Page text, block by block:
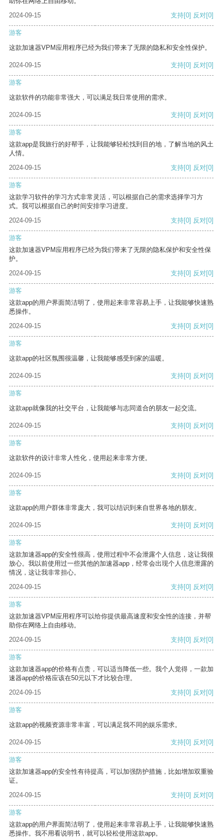
2024-09-15
支持[0] 反对[0]
游客
这款加速器VPM应用程序已经为我们带来了无限的隐私和安全性保护。
2024-09-15 支持[0] 反对[0]
游客
这款软件的功能非常强大，可以满足我日常使用的需求。
2024-09-15 支持[0] 反对[0]
游客
这款app是我旅行的好帮手，让我能够轻松找到目的地，了解当地的风土
人情。
2024-09-15
支持[0] 反对[0]
游客
这款学习软件的学习方式非常灵活，可以根据自己的需求选择学习方
式。我可以根据自己的时间安排学习进度。
2024-09-15
支持[0] 反对[0]
游客
这款加速器VPM应用程序已经为我们带来了无限的隐私保护和安全性保
护。
2024-09-15
支持[0] 反对[0]
游客
这款app的用户界面简洁明了，使用起来非常容易上手，让我能够快速熟
悉操作。
2024-09-15
支持[0] 反对[0]
游客
这款app的社区氛围很温馨，让我能够感受到家的温暖。
2024-09-15 支持[0] 反对[0]
游客
这款app就像我的社交平台，让我能够与志同道合的朋友一起交流。
2024-09-15 支持[0] 反对[0]
游客
这款软件的设计非常人性化，使用起来非常方便。
2024-09-15 支持[0] 反对[0]
游客
这款app的用户群体非常庞大，我可以结识到来自世界各地的朋友。
2024-09-15 支持[0] 反对[0]
游客
这款加速器app的安全性很高，使用过程中不会泄露个人信息，这让我很
放心。我以前使用过一些其他的加速器app，经常会出现个人信息泄露的
情况，这让我非常担心。
2024-09-15
支持[0] 反对[0]
游客
这款加速器VPM应用程序可以给你提供最高速度和安全性的连接，并帮
助你在网络上自由移动。
2024-09-15
支持[0] 反对[0]
游客
这款加速器app的价格有点贵，可以适当降低一些。我个人觉得，一款加
速器app的价格应该在50元以下才比较合理。
2024-09-15
支持[0] 反对[0]
游客
这款app的视频资源非常丰富，可以满足我不同的娱乐需求。
2024-09-15 支持[0] 反对[0]
游客
这款加速器app的安全性有待提高，可以加强防护措施，比如增加双重验
证。
2024-09-15
支持[0] 反对[0]
游客
这款app的用户界面简洁明了，使用起来非常容易上手，让我能够快速熟
悉操作。我不用看说明书，就可以轻松使用这款app。